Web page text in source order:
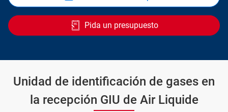
Pida un presupuesto
Unidad de identificación de gases en
la recepción GIU de Air Liquide